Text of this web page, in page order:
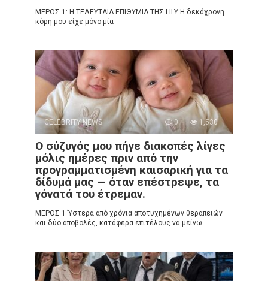
ΜΕΡΟΣ 1: Η ΤΕΛΕΥΤΑΙΑ ΕΠΙΘΥΜΙΑ ΤΗΣ LILY Η δεκάχρονη
κόρη μου είχε μόνο μία
CELEBRITY NEWS 0 1,530
Ο σύζυγός μου πήγε διακοπές λίγες
μόλις ημέρες πριν από την
προγραμματισμένη καισαρική για τα
δίδυμά μας — όταν επέστρεψε, τα
γόνατά του έτρεμαν.
ΜΕΡΟΣ 1 Ύστερα από χρόνια αποτυχημένων θεραπειών
και δύο αποβολές, κατάφερα επιτέλους να μείνω